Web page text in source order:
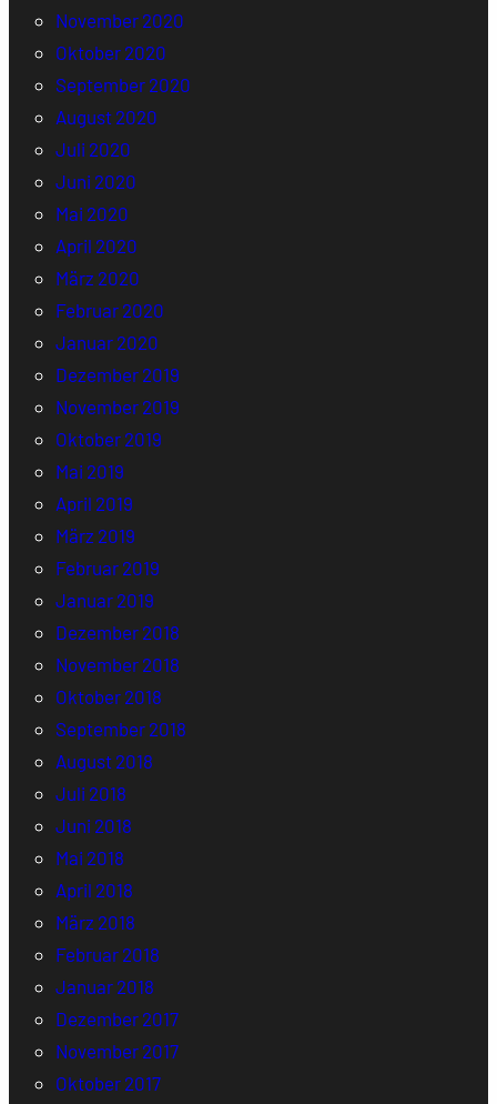
November 2020
Oktober 2020
September 2020
August 2020
Juli 2020
Juni 2020
Mai 2020
April 2020
März 2020
Februar 2020
Januar 2020
Dezember 2019
November 2019
Oktober 2019
Mai 2019
April 2019
März 2019
Februar 2019
Januar 2019
Dezember 2018
November 2018
Oktober 2018
September 2018
August 2018
Juli 2018
Juni 2018
Mai 2018
April 2018
März 2018
Februar 2018
Januar 2018
Dezember 2017
November 2017
Oktober 2017